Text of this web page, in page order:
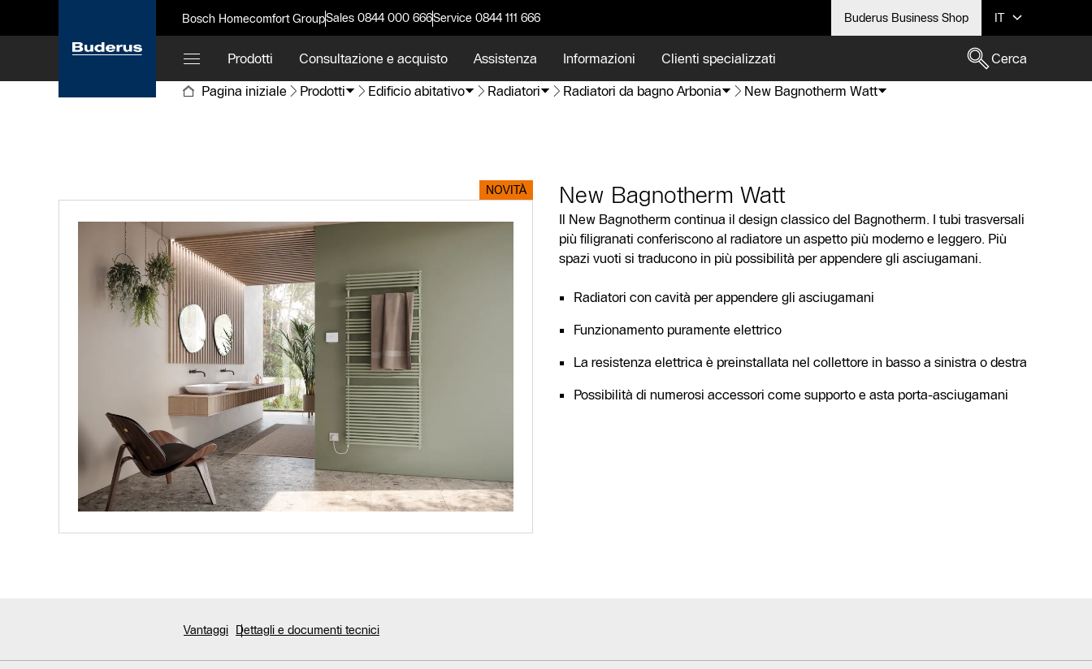
Bosch Homecomfort GroupSales 0844 000 666Service 0844 111 666 Buderus Business Shop IT
Prodotti Consultazione e acquisto Assistenza Informazioni Clienti specializzati
Cerca
Pagina iniziale
Prodotti Edificio abitativo Radiatori Radiatori da bagno Arbonia New Bagnotherm Watt
NOVITÀ New Bagnotherm Watt
Il New Bagnotherm continua il design classico del Bagnotherm. I tubi trasversali
più filigranati conferiscono al radiatore un aspetto più moderno e leggero. Più
spazi vuoti si traducono in più possibilità per appendere gli asciugamani.
Radiatori con cavità per appendere gli asciugamani
Funzionamento puramente elettrico
La resistenza elettrica è preinstallata nel collettore in basso a sinistra o destra
Possibilità di numerosi accessori come supporto e asta porta-asciugamani
Vantaggi Dettagli e documenti tecnici